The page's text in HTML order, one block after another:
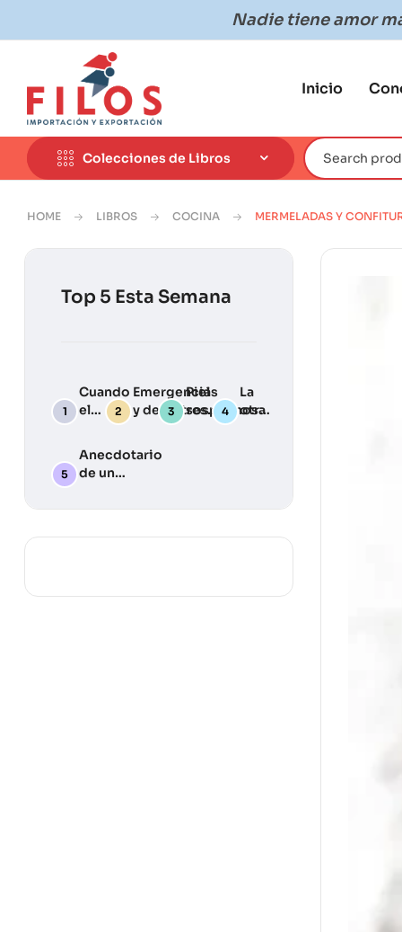
Nadie tiene amor
Inicio
Colecciones de Libros
HOME LIBROS COCINA MERMELADAS Y
Top 5 Esta Semana
Cuando
el
Deber
Llama
Emergencias
y desastres:
Una guía
práctica
para
Piel
sospechosa
La
otra
Anecdotario
de un
silvestre … y